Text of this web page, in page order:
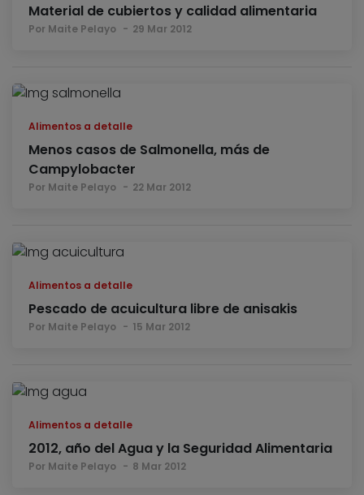
Material de cubiertos y calidad alimentaria
Por Maite Pelayo 29 Mar 2012
Alimentos a detalle
Menos casos de Salmonella, más de
Campylobacter
Por Maite Pelayo 22 Mar 2012
Alimentos a detalle
Pescado de acuicultura libre de anisakis
Por Maite Pelayo 15 Mar 2012
Alimentos a detalle
2012, año del Agua y la Seguridad Alimentaria
Por Maite Pelayo 8 Mar 2012